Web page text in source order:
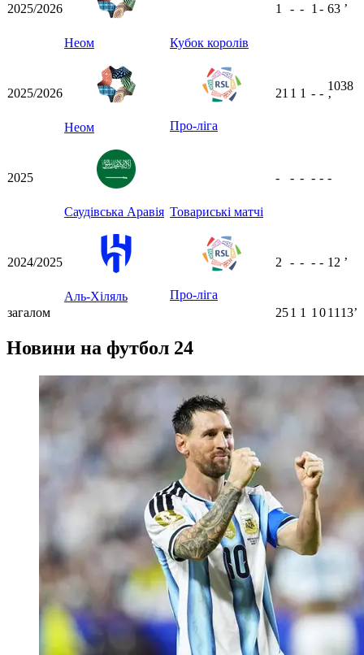
2025/2026
Неом Кубок королів
1 - - 1 - 63 ʼ
2025/2026
Неом Про-ліга
21 1 1 - -
1038
ʼ
2025
Саудівська Аравія Товариські матчі
- - - - - -
2024/2025
Аль-Хіляль Про-ліга
2 - - - - 12 ʼ
загалом 251 1 1 01113ʼ
Новини на футбол 24